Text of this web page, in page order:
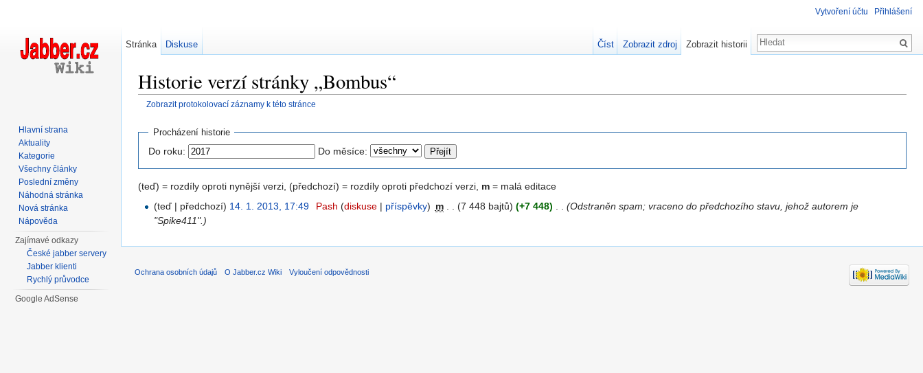
Historie verzí stránky „Bombus“
Zobrazit protokolovací záznamy k této stránce
Procházení historie
Do roku: Do měsíce:
(teď) = rozdíly oproti nynější verzi, (předchozí) = rozdíly oproti předchozí verzi, m = malá editace
(teď | předchozí) 14. 1. 2013, 17:49 Pash (diskuse| příspěvky) m (7 448 bajtů) (+7 448)
(Odstraněn spam; vraceno do předchozího stavu, jehož autorem je
"Spike411".)
Vytvoření účtu Přihlášení
Stránka Diskuse Číst Zobrazit zdroj Zobrazit historii
Hlavní strana
Aktuality
Kategorie
Všechny články
Poslední změny
Náhodná stránka
Nová stránka
Nápověda
Zajímavé odkazy
České jabber servery
Jabber klienti
Rychlý průvodce
Google AdSense
Ochrana osobních údajů O Jabber.cz Wiki Vyloučení odpovědnosti